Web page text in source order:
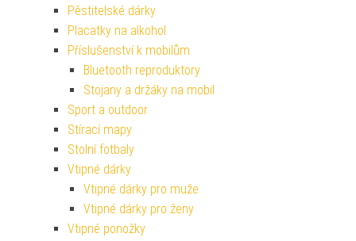
Pěstitelské dárky
Placatky na alkohol
Příslušenství k mobilům
Bluetooth reproduktory
Stojany a držáky na mobil
Sport a outdoor
Stírací mapy
Stolní fotbaly
Vtipné dárky
Vtipné dárky pro muže
Vtipné dárky pro ženy
Vtipné ponožky